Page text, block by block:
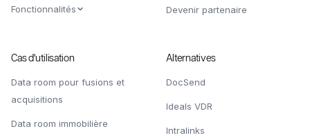
Fonctionnalités Devenir partenaire
Cas d'utilisation
Data room pour fusions et
acquisitions
Data room immobilière
Alternatives
DocSend
Ideals VDR
Intralinks